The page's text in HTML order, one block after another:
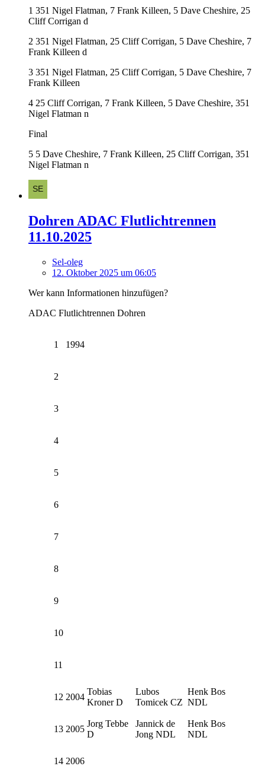
1 351 Nigel Flatman, 7 Frank Killeen, 5 Dave Cheshire, 25
Cliff Corrigan d
2 351 Nigel Flatman, 25 Cliff Corrigan, 5 Dave Cheshire, 7
Frank Killeen d
3 351 Nigel Flatman, 25 Cliff Corrigan, 5 Dave Cheshire, 7
Frank Killeen
4 25 Cliff Corrigan, 7 Frank Killeen, 5 Dave Cheshire, 351
Nigel Flatman n
Final
5 5 Dave Cheshire, 7 Frank Killeen, 25 Cliff Corrigan, 351
Nigel Flatman n
Dohren ADAC Flutlichtrennen
11.10.2025
Sel-oleg
12. Oktober 2025 um 06:05
Wer kann Informationen hinzufügen?
ADAC Flutlichtrennen Dohren
1 1994
2
3
4
5
6
7
8
9
10
11
12 2004
Tobias
Kroner D
Lubos
Tomicek CZ
Henk Bos
NDL
13 2005
Jorg Tebbe
D
Jannick de
Jong NDL
Henk Bos
NDL
14 2006